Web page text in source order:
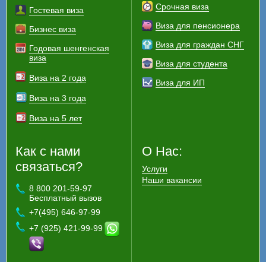
Гостевая виза
Бизнес виза
Годовая шенгенская
виза
Виза на 2 года
Виза на 3 года
Виза на 5 лет
Срочная виза
Виза для пенсионера
Виза для граждан СНГ
Виза для студента
Виза для ИП
Как с нами
связаться?
8 800 201-59-97
Бесплатный вызов
+7(495) 646-97-99
+7 (925) 421-99-99
О Нас:
Услуги
Наши вакансии